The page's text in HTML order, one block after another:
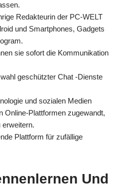
Redakteurin der PC-WELT
und Smartphones, Gadgets
sie sofort die Kommunikation
geschützter Chat -Dienste
und sozialen Medien
Online-Plattformen zugewandt,
erweitern.
Plattform für zufällige
Und